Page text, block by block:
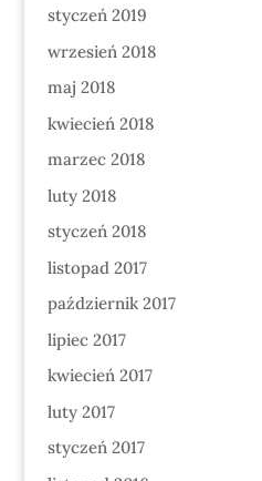
styczeń 2019
wrzesień 2018
maj 2018
kwiecień 2018
marzec 2018
luty 2018
styczeń 2018
listopad 2017
październik 2017
lipiec 2017
kwiecień 2017
luty 2017
styczeń 2017